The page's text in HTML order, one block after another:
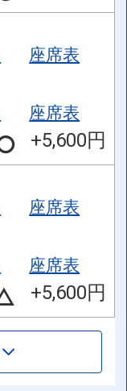
座席表
座席表
+5,600円
座席表
座席表
+5,600円